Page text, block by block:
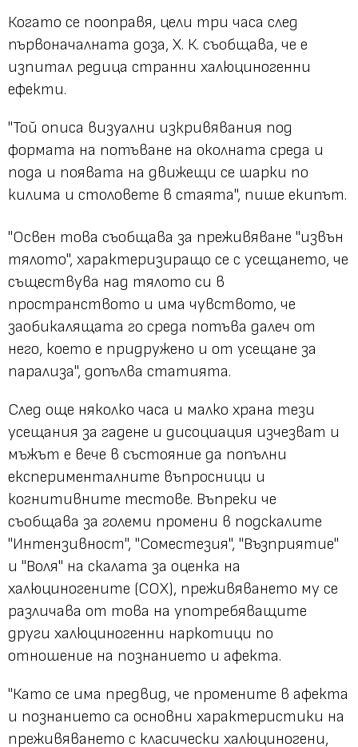
Когато се пооправя, цели три часа след
първоначалната доза, Х. К. съобщава, че е
изпитал редица странни халюциногенни
ефекти.
"Той описа визуални изкривявания под
формата на потъване на околната среда и
пода и появата на движещи се шарки по
килима и столовете в стаята", пише екипът.
"Освен това съобщава за преживяване "извън
тялото", характеризиращо се с усещането, че
съществува над тялото си в
пространството и има чувството, че
заобикалящата го среда потъва далеч от
него, което е придружено и от усещане за
парализа", допълва статията.
След още няколко часа и малко храна тези
усещания за гадене и дисоциация изчезват и
мъжът е вече в състояние да попълни
експерименталните въпросници и
когнитивните тестове. Въпреки че
съобщава за големи промени в подскалите
"Интензивност", "Соместезия", "Възприятие"
и "Воля" на скалата за оценка на
халюциногените (СОХ), преживяването му се
различава от това на употребяващите
други халюциногенни наркотици по
отношение на познанието и афекта.
"Като се има предвид, че промените в афекта
и познанието са основни характеристики на
преживяването с класически халюциногени,